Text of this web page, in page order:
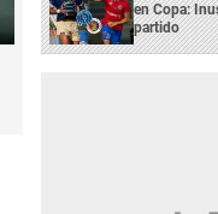
en Copa:
partido